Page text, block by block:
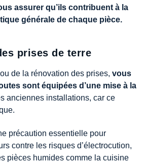
assurer qu’ils contribuent à la
générale de chaque pièce.
prises de terre
de la rénovation des prises, vous
sont équipées d’une mise à la
anciennes installations, car ce
précaution essentielle pour
contre les risques d’électrocution,
pièces humides comme la cuisine